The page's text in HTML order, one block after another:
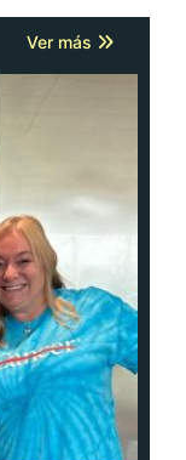
Ver más